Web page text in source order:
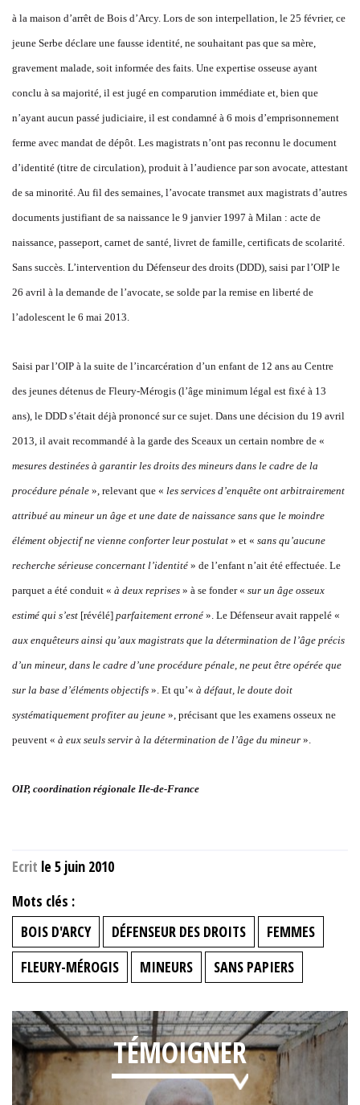
à la maison d’arrêt de Bois d’Arcy. Lors de son interpellation, le 25 février, ce
jeune Serbe déclare une fausse identité, ne souhaitant pas que sa mère,
gravement malade, soit informée des faits. Une expertise osseuse ayant
conclu à sa majorité, il est jugé en comparution immédiate et, bien que
n’ayant aucun passé judiciaire, il est condamné à 6 mois d’emprisonnement
ferme avec mandat de dépôt. Les magistrats n’ont pas reconnu le document
d’identité (titre de circulation), produit à l’audience par son avocate, attestant
de sa minorité. Au fil des semaines, l’avocate transmet aux magistrats d’autres
documents justifiant de sa naissance le 9 janvier 1997 à Milan : acte de
naissance, passeport, carnet de santé, livret de famille, certificats de scolarité.
Sans succès. L’intervention du Défenseur des droits (DDD), saisi par l’OIP le
26 avril à la demande de l’avocate, se solde par la remise en liberté de
l’adolescent le 6 mai 2013.
Saisi par l’OIP à la suite de l’incarcération d’un enfant de 12 ans au Centre
des jeunes détenus de Fleury-Mérogis (l’âge minimum légal est fixé à 13
ans), le DDD s’était déjà prononcé sur ce sujet. Dans une décision du 19 avril
2013, il avait recommandé à la garde des Sceaux un certain nombre de «
mesures destinées à garantir les droits des mineurs dans le cadre de la
procédure pénale », relevant que « les services d’enquête ont arbitrairement
attribué au mineur un âge et une date de naissance sans que le moindre
élément objectif ne vienne conforter leur postulat » et « sans qu’aucune
recherche sérieuse concernant l’identité » de l’enfant n’ait été effectuée. Le
parquet a été conduit « à deux reprises » à se fonder « sur un âge osseux
estimé qui s’est [révélé] parfaitement erroné ». Le Défenseur avait rappelé «
aux enquêteurs ainsi qu’aux magistrats que la détermination de l’âge précis
d’un mineur, dans le cadre d’une procédure pénale, ne peut être opérée que
sur la base d’éléments objectifs ». Et qu’« à défaut, le doute doit
systématiquement profiter au jeune », précisant que les examens osseux ne
peuvent « à eux seuls servir à la détermination de l’âge du mineur ».
OIP, coordination régionale Ile-de-France
Ecrit le 5 juin 2010
Mots clés :
BOIS D'ARCY
DÉFENSEUR DES DROITS
FEMMES
FLEURY-MÉROGIS
MINEURS SANS PAPIERS
TÉMOIGNER